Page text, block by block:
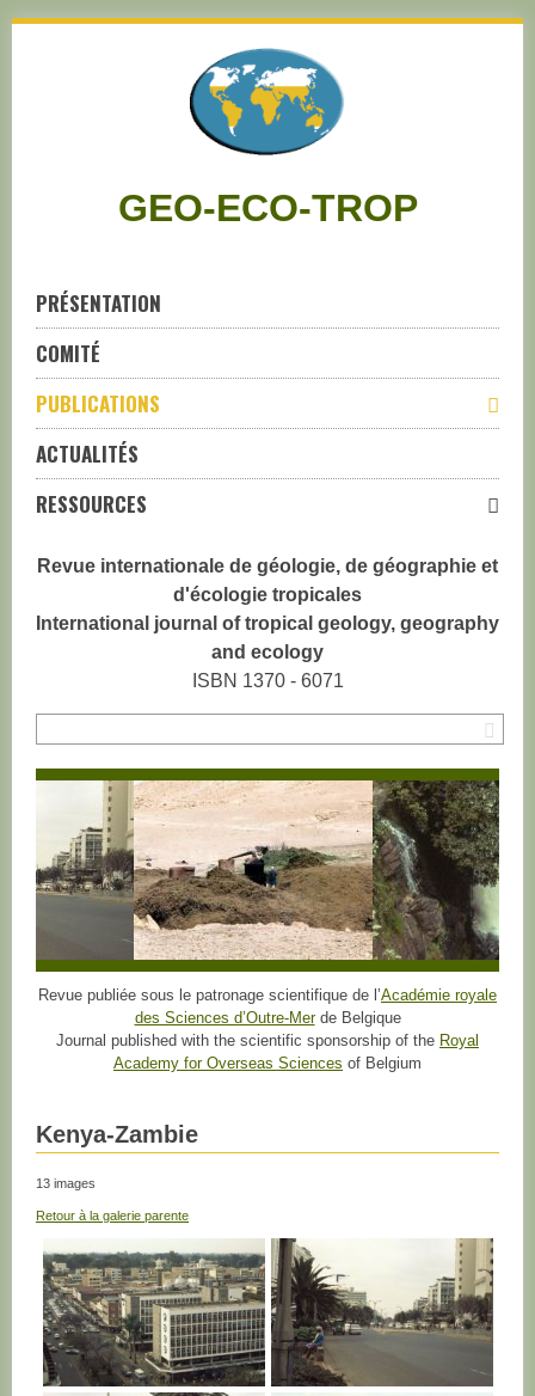
GEO-ECO-TROP
PRÉSENTATION
COMITÉ
PUBLICATIONS
ACTUALITÉS
RESSOURCES
Revue internationale de géologie, de géographie et
d'écologie tropicales
International journal of tropical geology, geography
and ecology
ISBN 1370 - 6071
Revue publiée sous le patronage scientifique de l’Académie royale
des Sciences d’Outre-Merde Belgique
Journal published with the scientific sponsorship of the Royal
Academy for Overseas Sciences of Belgium
Kenya-Zambie
13 images
Retour à la galerie parente